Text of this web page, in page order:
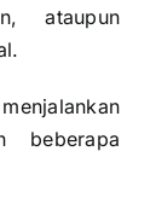
ataupun
beberapa